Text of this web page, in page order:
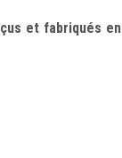
et fabriqués en